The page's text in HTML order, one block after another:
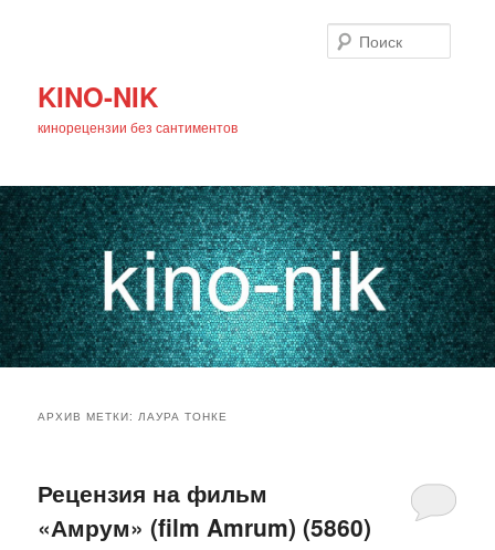
KINO-NIK
кинорецензии без сантиментов
основному
содержимому
дополнительному
содержимому
АРХИВ МЕТКИ:ЛАУРА ТОНКЕ
Рецензия на фильм
«Амрум» (film Amrum) (5860)